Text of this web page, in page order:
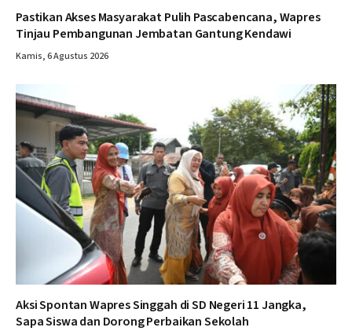
Pastikan Akses Masyarakat Pulih Pascabencana, Wapres
Tinjau Pembangunan Jembatan Gantung Kendawi
Kamis, 6 Agustus 2026
Aksi Spontan Wapres Singgah di SD Negeri 11 Jangka,
Sapa Siswa dan Dorong Perbaikan Sekolah